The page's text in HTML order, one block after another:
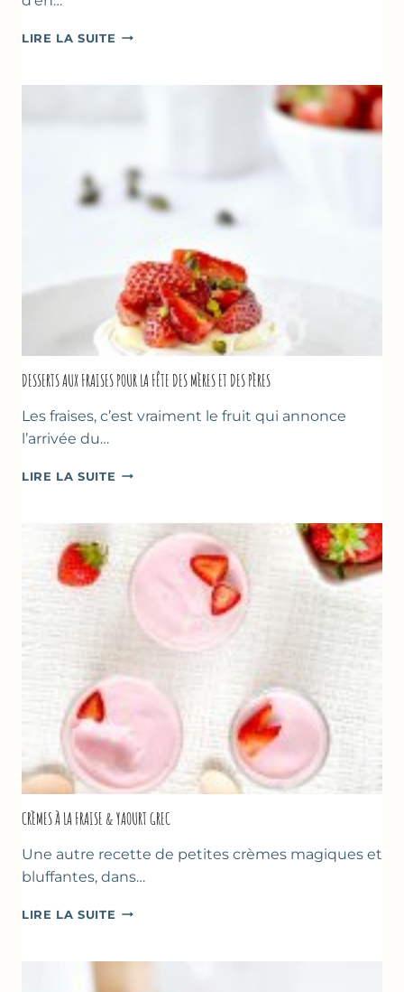
LIRE LA SUITE GÂTEAU
FRAISES
DESSERTS AUX FRAISES POUR LA FÊTE DES MÈRES ET DES PÈRES
Les fraises, c’est vraiment le fruit qui annonce
l’arrivée du…
LIRE LA SUITE DESSERTS
POUR
FÊTE
DES
CRÈMES À LA FRAISE & YAOURT GREC
Une autre recette de petites crèmes magiques et
bluffantes, dans…
LIRE LA SUITE CRÈMES
FRAISE